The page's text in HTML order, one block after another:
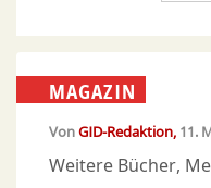
MAGAZIN
VonGID-Redaktion 11.
Weitere Bücher,